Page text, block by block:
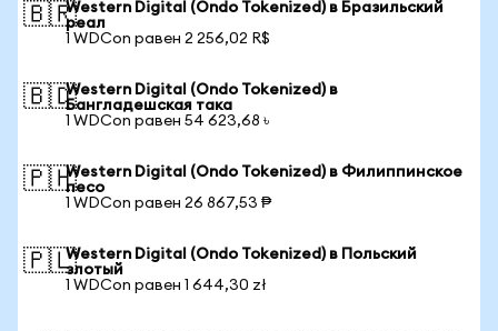
🇧🇷Western Digital (Ondo Tokenized) в Бразильский
реал
1 WDCon равен 2 256,02 R$
🇧🇩Western Digital (Ondo Tokenized) в
Бангладешская така
1 WDCon равен 54 623,68 ৳
🇵🇭Western Digital (Ondo Tokenized) в Филиппинское
песо
1 WDCon равен 26 867,53 ₱
🇵🇱Western Digital (Ondo Tokenized) в Польский
злотый
1 WDCon равен 1 644,30 zł